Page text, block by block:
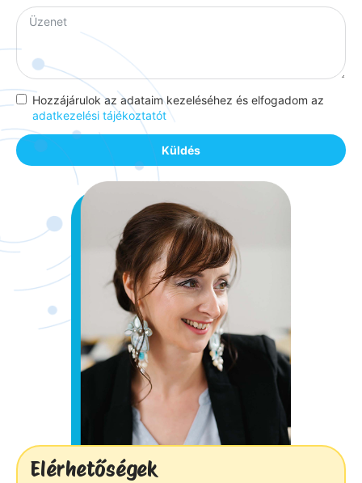
Elérhetőségek
Hozzájárulok az adataim kezeléséhez és elfogadom az
adatkezelési tájékoztatót
Küldés